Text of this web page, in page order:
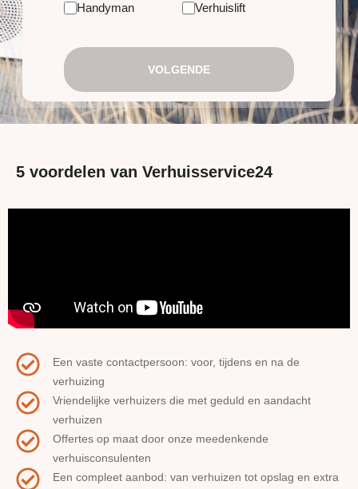
Handyman
Verhuislift
VOLGENDE
5 voordelen van Verhuisservice24
Een vaste contactpersoon: voor, tijdens en na de
verhuizing
Vriendelijke verhuizers die met geduld en aandacht
verhuizen
Offertes op maat door onze meedenkende
verhuisconsulenten
Een compleet aanbod: van verhuizen tot opslag en extra